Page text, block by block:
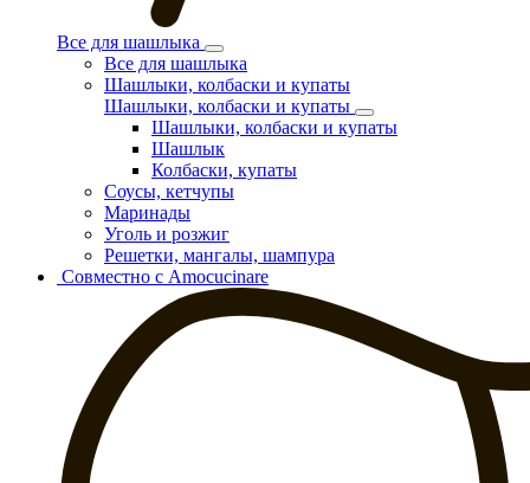
Все для шашлыка
Все для шашлыка
Шашлыки, колбаски и купаты
Шашлыки, колбаски и купаты
Шашлыки, колбаски и купаты
Шашлык
Колбаски, купаты
Соусы, кетчупы
Маринады
Уголь и розжиг
Решетки, мангалы, шампура
Совместно с Amocucinare